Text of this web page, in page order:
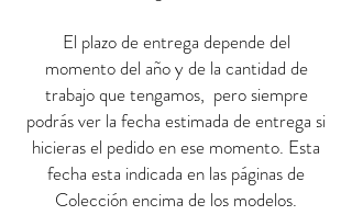
El plazo de entrega depende del
momento del año y de la cantidad de
trabajo que tengamos, pero siempre
podrás ver la fecha estimada de entrega si
hicieras el pedido en ese momento. Esta
fecha esta indicada en las páginas de
Colección encima de los modelos.